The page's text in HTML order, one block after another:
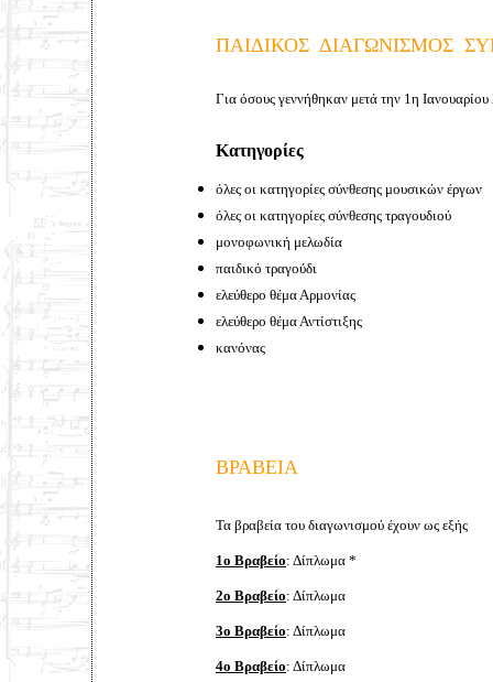
ΠΑΙΔΙΚΟΣ ΔΙΑΓΩΝΙΣΜΟΣ
Για όσους γεννήθηκαν μετά την 1η Ιανουαρίου
Κατηγορίες
όλες οι κατηγορίες σύνθεσης μουσικών έργων
όλες οι κατηγορίες σύνθεσης τραγουδιού
μονοφωνική μελωδία
παιδικό τραγούδι
ελεύθερο θέμα Αρμονίας
ελεύθερο θέμα Αντίστιξης
κανόνας
ΒΡΑΒΕΙΑ
Τα βραβεία του διαγωνισμού έχουν ως εξής
1ο Βραβείο: Δίπλωμα *
2ο Βραβείο: Δίπλωμα
3ο Βραβείο: Δίπλωμα
4ο Βραβείο: Δίπλωμα